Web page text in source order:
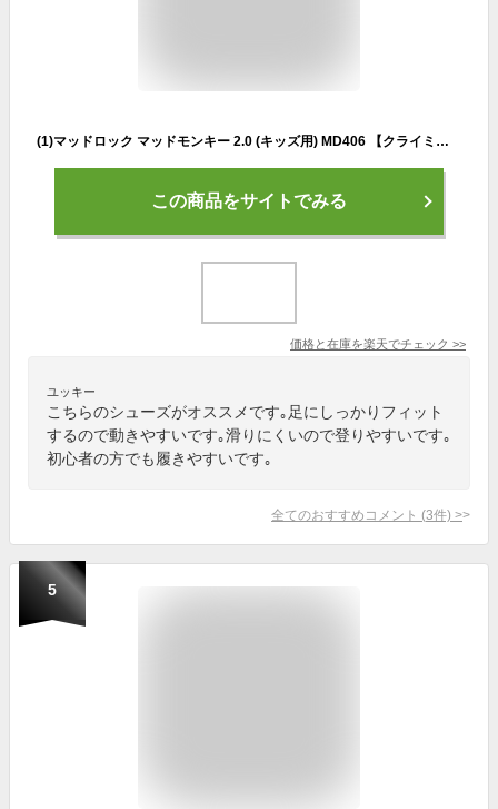
(1)マッドロック マッドモンキー 2.0 (キッズ用) MD406 【クライミングシューズ・ボルダリングシューズ】【キッズクライミングシューズ】
この商品をサイトでみる
価格と在庫を楽天でチェック >>
ユッキー
こちらのシューズがオススメです｡足にしっかりフィット
するので動きやすいです｡滑りにくいので登りやすいです｡
初心者の方でも履きやすいです｡
全てのおすすめコメント (3件) >
5